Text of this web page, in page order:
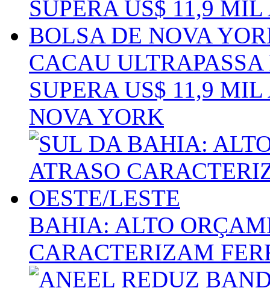
CACAU
SUPERA US$ 11,9
NOVA YORK
BAHIA: ALTO
CARACTERIZAM